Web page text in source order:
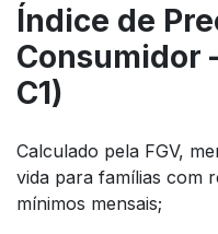
Índice de
Consumidor
C1)
Calculado pela FGV,
vida para famílias com
mínimos mensais;